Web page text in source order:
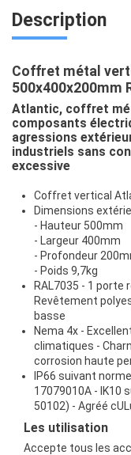
Description
Coffret métal
500x400x200mm
Atlantic, coffret
composants
agressions
industriels sans
excessive
Coffret vertical
Dimensions
- Hauteur 500mm
- Largeur 400mm
- Profondeur
- Poids 9,7kg
RAL7035 - 1 porte
Revêtement
basse
Nema 4x -
climatiques -
corrosion haute
IP66 suivant
17079010A - IK10
50102) - Agréé
Les utilisation
Accepte tous les